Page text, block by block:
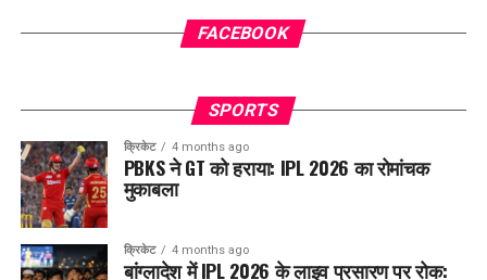
FACEBOOK
SPORTS
क्रिकेट 4 months ago
PBKS ने GT को हराया: IPL 2026 का रोमांचक
मुकाबला
क्रिकेट 4 months ago
बांग्लादेश में IPL 2026 के लाइव प्रसारण पर रोक: